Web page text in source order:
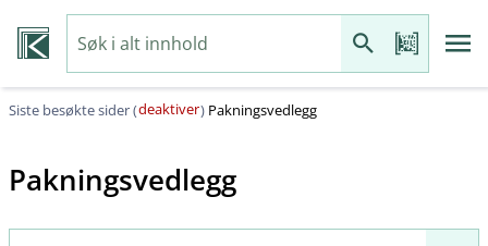
Siste besøkte sider (deaktiver) Pakningsvedlegg
Pakningsvedlegg